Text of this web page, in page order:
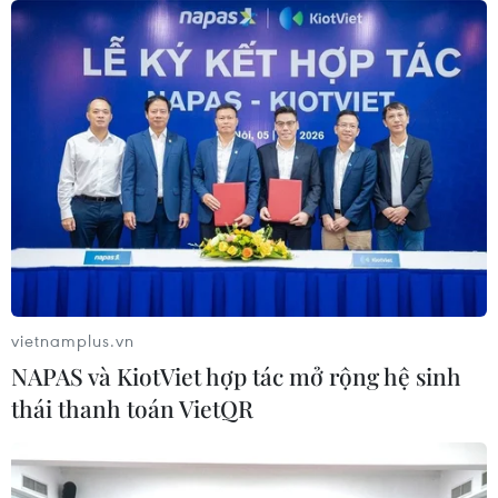
được trả tự do sau khi nộp tiền chuộc
25/07/2026 09:29
Nigeria: Máy bay trượt khỏi đường
băng lao vào bụi cây, 68 hành khách
thoát nạn
25/07/2026 03:07
Cairo - thành phố mang màu của sa
Điện mừng kỷ niệm lần thứ 74 Ngày
Quốc khánh Cộng hòa Arab Ai Cập
vietnamplus.vn
NAPAS và KiotViet hợp tác mở rộng hệ sinh
thái thanh toán VietQR